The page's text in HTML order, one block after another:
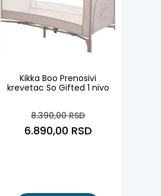
Kikka Boo Prenosivi
krevetac So Gifted 1 nivo
8.390,00RSD
6.890,00 RSD